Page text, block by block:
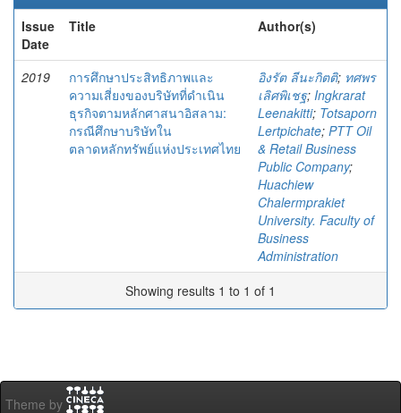
Issue
Date
Title Author(s)
2019
การศึกษาประสิทธิภาพและ
ความเสี่ยงของบริษัทที่ดำเนิน
ธุรกิจตามหลักศาสนาอิสลาม:
กรณีศึกษาบริษัทใน
ตลาดหลักทรัพย์แห่งประเทศไทย
อิงรัต ลีนะกิตติ; ทศพร
เลิศพิเชฐ; Ingkrarat
Leenakitti; Totsaporn
Lertpichate; PTT Oil
& Retail Business
Public Company;
Huachiew
Chalermprakiet
University. Faculty of
Business
Administration
Showing results 1 to 1 of 1
Theme by